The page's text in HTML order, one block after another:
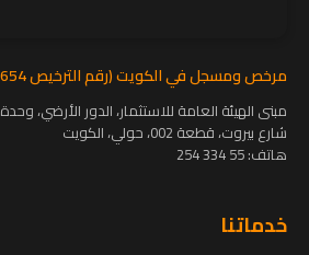
مرخص ومسجل في الكويت (رقم الترخيص 2017/3654)
مبنى الهيئة العامة للاستثمار، الدور الأرضي، وحدة 0007
شارع بيروت، قطعة 002، حولي، الكويت
هاتف:55 334 254
خدماتنا